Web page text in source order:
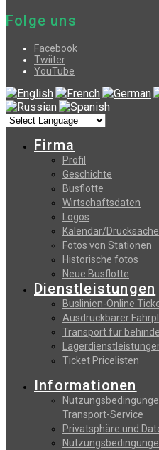
Folge uns
Facebook
Twiiter
YouTube
Firma
Profil
Geschichte
Busflotte
Wirtschaftsdaten
Logos
Kalendar/Drucksache
Fotos von Stationen
Historische fotos
Neue Busflotte
Dienstleistungen
Buslinien-Online
Αusdruckbarer
Transport für
Ticket Pricelisten
Informationen
Transport-Service
Privatsphäre und